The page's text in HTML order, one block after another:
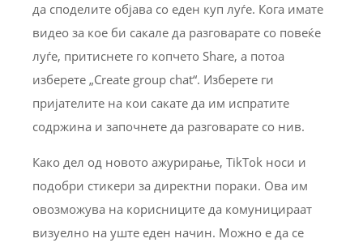
да споделите објава со еден куп луѓе. Кога имате
видео за кое би сакале да разговарате со повеќе
луѓе, притиснете го копчето Share, а потоа
изберете „Create group chat“. Изберете ги
пријателите на кои сакате да им испратите
содржина и започнете да разговарате со нив.
Како дел од новото ажурирање, TikTok носи и
подобри стикери за директни пораки. Ова им
овозможува на корисниците да комуницираат
визуелно на уште еден начин. Можно е да се